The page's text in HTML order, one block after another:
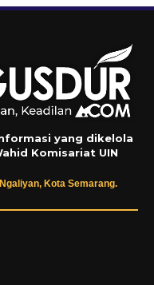
yang dikelola
Komisariat UIN
Kota Semarang.